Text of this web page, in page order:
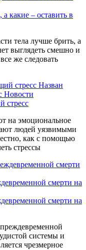
какие – оставить в
тела лучше брить, а
выглядеть смешно и
же следовать
Назван
Новости
стресс
на эмоциональное
людей уязвимыми
как с помощью
стрессы
смерти на
смерти на
системы и
чрезмерное